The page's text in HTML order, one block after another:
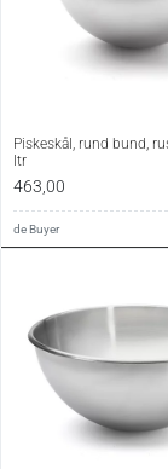
Piskeskål, rund bund,
ltr
463,00
de Buyer